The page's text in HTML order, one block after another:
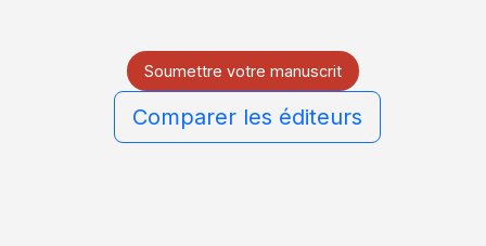
Soumettre votre manuscrit
Comparer les éditeurs